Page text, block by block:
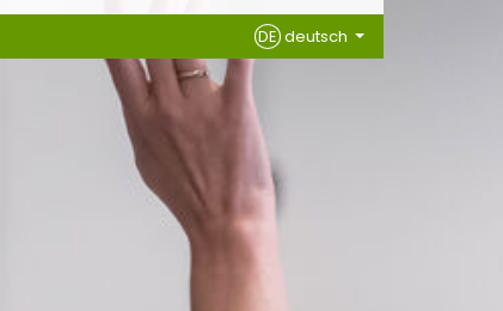
DEdeutsch